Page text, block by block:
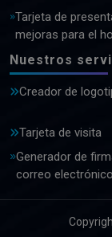
Tarjeta de
mejoras para el
Nuestros
Creador de
Tarjeta de visita
Generador de
correo electrónico